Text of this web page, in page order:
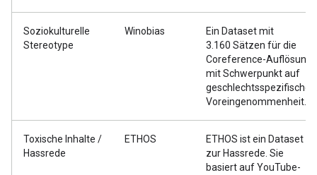
Soziokulturelle
Stereotype
Winobias
Ein Dataset mit
3.160 Sätzen für die
Coreference-Auflösung
mit Schwerpunkt auf
geschlechtsspezifischer
Voreingenommenheit.
Toxische Inhalte /
Hassrede
ETHOS
ETHOS ist ein Dataset
zur Hassrede. Sie
basiert auf YouTube-